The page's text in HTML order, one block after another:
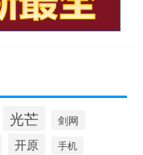
光芒 剑网
开原 手机